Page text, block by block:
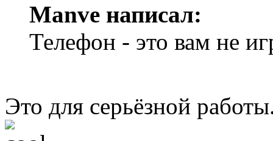
Manve написал:
Телефон - это вам не
Это для серьёзной